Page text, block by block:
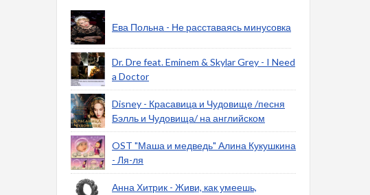
Ева Польна - Не расставаясь минусовка
Dr. Dre feat. Eminem & Skylar Grey - I Need
a Doctor
Disney - Красавица и Чудовище /песня
Бэлль и Чудовища/ на английском
OST "Маша и медведь" Алина Кукушкина
- Ля-ля
Анна Хитрик - Живи, как умеешь,